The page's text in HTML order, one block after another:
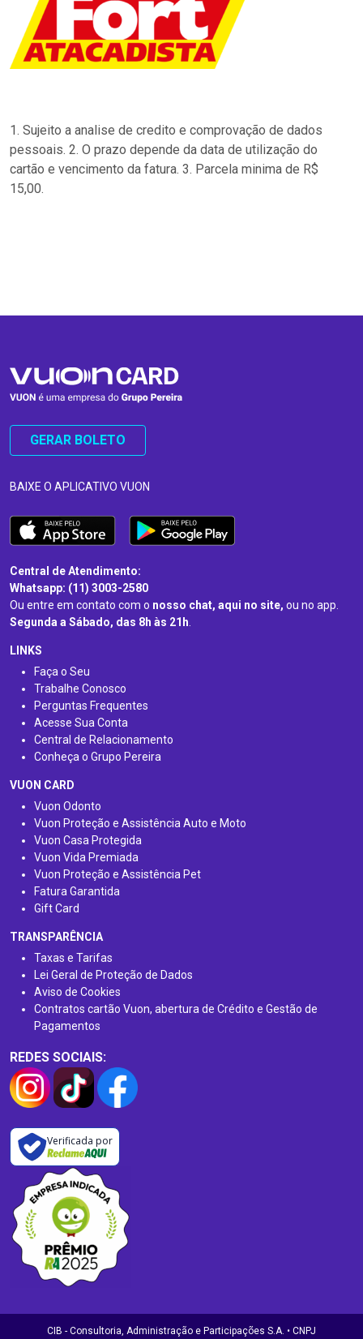
1. Sujeito a analise de credito e comprovação de dados
pessoais. 2. O prazo depende da data de utilização do
cartão e vencimento da fatura. 3. Parcela minima de R$
15,00.
GERAR BOLETO
BAIXE O APLICATIVO VUON
Central de Atendimento:
Whatsapp: (11) 3003-2580
Ou entre em contato com o nosso chat, aqui no site, ou no app.
Segunda a Sábado, das 8h às 21h.
LINKS
Faça o Seu
Trabalhe Conosco
Perguntas Frequentes
Acesse Sua Conta
Central de Relacionamento
Conheça o Grupo Pereira
VUON CARD
Vuon Odonto
Vuon Proteção e Assistência Auto e Moto
Vuon Casa Protegida
Vuon Vida Premiada
Vuon Proteção e Assistência Pet
Fatura Garantida
Gift Card
TRANSPARÊNCIA
Taxas e Tarifas
Lei Geral de Proteção de Dados
Aviso de Cookies
Contratos cartão Vuon, abertura de Crédito e Gestão de
Pagamentos
REDES SOCIAIS:
Verificada por
CIB - Consultoria, Administração e Participações S.A. • CNPJ